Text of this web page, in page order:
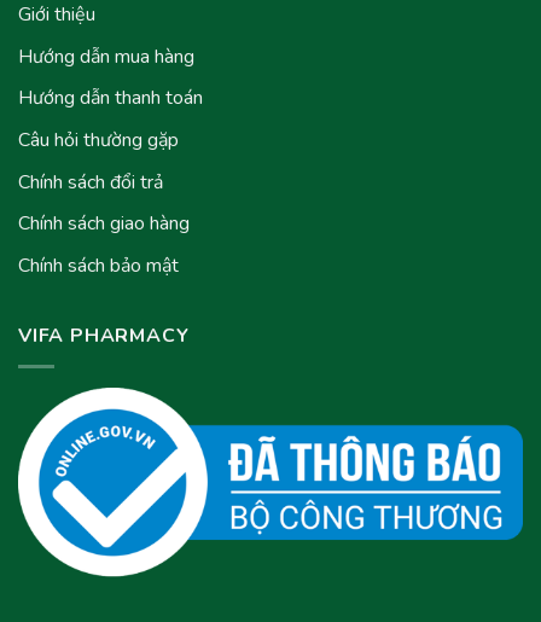
Giới thiệu
Hướng dẫn mua hàng
Hướng dẫn thanh toán
Câu hỏi thường gặp
Chính sách đổi trả
Chính sách giao hàng
Chính sách bảo mật
VIFA PHARMACY